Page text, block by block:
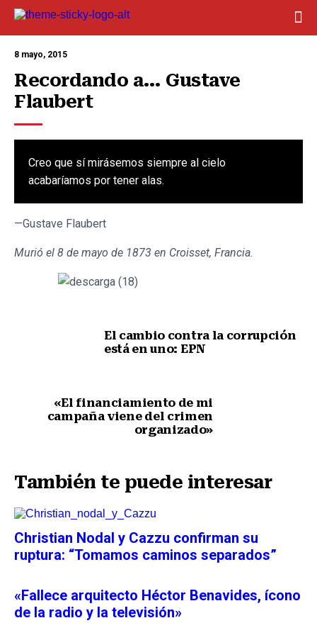
8 mayo, 2015
Recordando a… Gustave
Flaubert
Creo que sí mirásemos siempre al cielo
acabaríamos por tener alas.
—Gustave Flaubert
Murió el 8 de mayo de 1873 en Croisset, Francia.
El cambio contra la corrupción
está en uno: EPN
«El financiamiento de mi
campaña viene del crimen
organizado»
También te puede interesar
Christian Nodal y Cazzu confirman su
ruptura: “Tomamos caminos separados”
«Fallece arquitecto Héctor Benavides, ícono
de la radio y la televisión»